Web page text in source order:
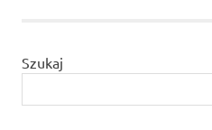
Szukaj